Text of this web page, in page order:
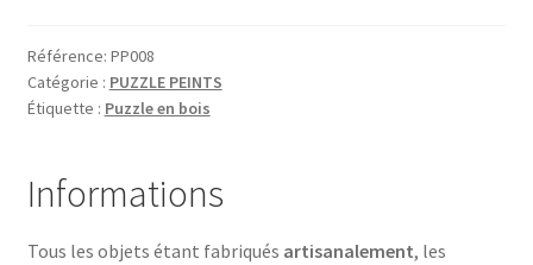
Référence: PP008
Catégorie : PUZZLE PEINTS
Étiquette : Puzzle en bois
Informations
Tous les objets étant fabriqués artisanalement, les